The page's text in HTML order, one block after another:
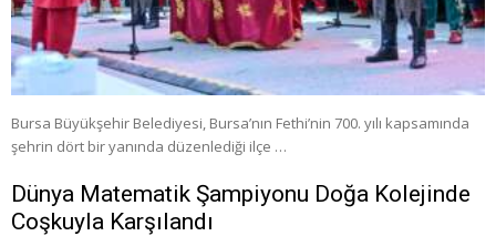
Bursa Büyükşehir Belediyesi, Bursa’nın Fethi’nin 700. yılı kapsamında
şehrin dört bir yanında düzenlediği ilçe …
Dünya Matematik Şampiyonu Doğa Kolejinde
Coşkuyla Karşılandı